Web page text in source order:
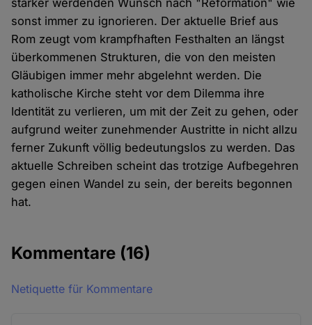
stärker werdenden Wunsch nach "Reformation" wie
sonst immer zu ignorieren. Der aktuelle Brief aus
Rom zeugt vom krampfhaften Festhalten an längst
überkommenen Strukturen, die von den meisten
Gläubigen immer mehr abgelehnt werden. Die
katholische Kirche steht vor dem Dilemma ihre
Identität zu verlieren, um mit der Zeit zu gehen, oder
aufgrund weiter zunehmender Austritte in nicht allzu
ferner Zukunft völlig bedeutungslos zu werden. Das
aktuelle Schreiben scheint das trotzige Aufbegehren
gegen einen Wandel zu sein, der bereits begonnen
hat.
Kommentare (16)
Netiquette für Kommentare